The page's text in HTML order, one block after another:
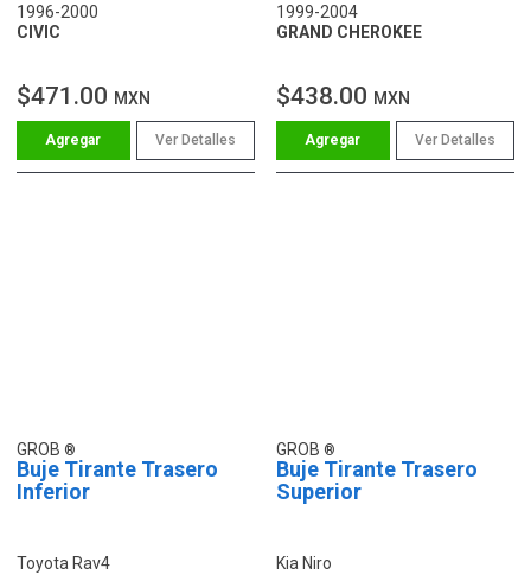
1996-2000
CIVIC
$471.00 MXN
Ver Detalles
1999-2004
GRAND CHEROKEE
$438.00 MXN
Ver Detalles
GROB
Buje Tirante Trasero
Inferior
Toyota Rav4
GROB
Buje Tirante Trasero
Superior
Kia Niro